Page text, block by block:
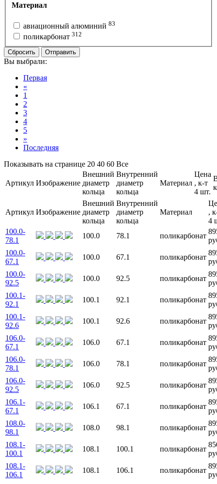
Материал
авиационный алюминий 83
поликарбонат 312
Сбросить Отправить
Вы выбрали:
Первая
«
1
2
3
4
5
»
Последняя
Показывать на странице 20 40 60 Все
Артикул Изображение
Внешний
диаметр
кольца
Внутренний
диаметр
кольца
Материал
Цена
, к-т
4 шт.
Артикул Изображение
Внешний
диаметр
кольца
Внутренний
диаметр
кольца
Материал
,
4
100.0-
78.1
100.0 78.1 поликарбонат
100.0-
67.1
100.0 67.1 поликарбонат
100.0-
92.5
100.0 92.5 поликарбонат
100.1-
92.1
100.1 92.1 поликарбонат
100.1-
92.6
100.1 92.6 поликарбонат
106.0-
67.1
106.0 67.1 поликарбонат
106.0-
78.1
106.0 78.1 поликарбонат
106.0-
92.5
106.0 92.5 поликарбонат
106.1-
67.1
106.1 67.1 поликарбонат
108.0-
98.1
108.0 98.1 поликарбонат
108.1-
100.1
108.1 100.1 поликарбонат
108.1-
106.1
108.1 106.1 поликарбонат